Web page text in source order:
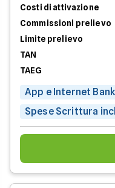
Costi di attivazione
Commissioni prelievo
Limite prelievo
TAN
TAEG
App e Internet
Spese Scrittura